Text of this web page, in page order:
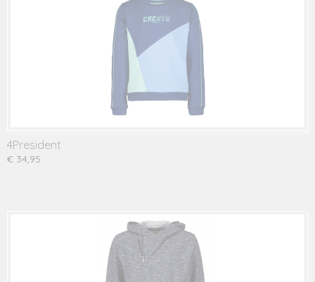
4President
€ 34,95